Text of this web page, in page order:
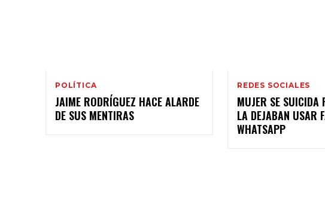
POLÍTICA
JAIME RODRÍGUEZ HACE ALARDE
DE SUS MENTIRAS
REDES SOCIALES
MUJER SE SUICIDA
LA DEJABAN USAR
WHATSAPP